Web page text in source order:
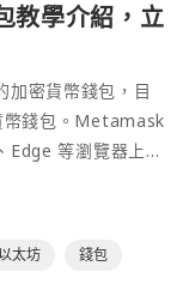
學介紹，立
密貨幣錢包，目
幣錢包。Metamask
等瀏覽器上作
便。
太坊 錢包